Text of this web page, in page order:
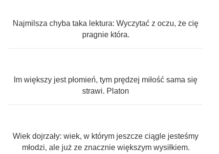
Najmilsza chyba taka lektura: Wyczytać z oczu, że cię
pragnie która.
Im większy jest płomień, tym prędzej miłość sama się
strawi. Platon
Wiek dojrzały: wiek, w którym jeszcze ciągle jesteśmy
młodzi, ale już ze znacznie większym wysiłkiem.